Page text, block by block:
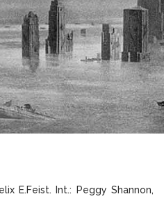
E.Feist. Int.: Peggy Shannon,